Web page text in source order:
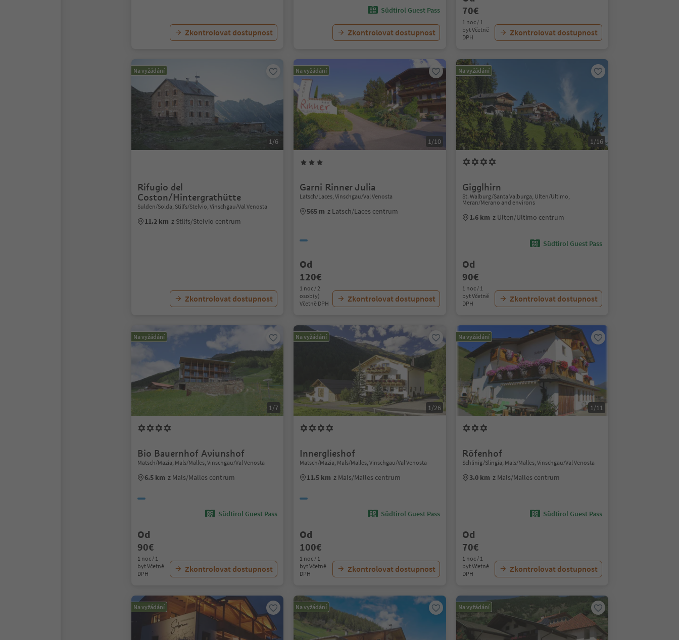
Zkontrolovat dostupnost
Südtirol Guest Pass
Zkontrolovat dostupnost
70€
1 noc / 1
byt Včetně
DPH
Zkontrolovat dostupnost
Na vyžádání
1/6
Rifugio del
Coston/Hintergrathütte
Sulden/Solda, Stilfs/Stelvio, Vinschgau/Val Venosta
11.2 km z Stilfs/Stelvio centrum
Zkontrolovat dostupnost
Na vyžádání
1/10
Garni Rinner Julia
Latsch/Laces, Vinschgau/Val Venosta
565 m z Latsch/Laces centrum
Od
120€
1 noc / 2
osob(y)
Včetně DPH
Zkontrolovat dostupnost
Na vyžádání
1/16
Gigglhirn
St. Walburg/Santa Valburga, Ulten/Ultimo,
Meran/Merano and environs
1.6 km z Ulten/Ultimo centrum
Südtirol Guest Pass
Od
90€
1 noc / 1
byt Včetně
DPH
Zkontrolovat dostupnost
Na vyžádání
1/7
Bio Bauernhof Aviunshof
Matsch/Mazia, Mals/Malles, Vinschgau/Val Venosta
6.5 km z Mals/Malles centrum
Südtirol Guest Pass
Od
90€
1 noc / 1
byt Včetně
DPH
Zkontrolovat dostupnost
Na vyžádání
1/26
Innerglieshof
Matsch/Mazia, Mals/Malles, Vinschgau/Val Venosta
11.5 km z Mals/Malles centrum
Südtirol Guest Pass
Od
100€
1 noc / 1
byt Včetně
DPH
Zkontrolovat dostupnost
Na vyžádání
1/11
Röfenhof
Schlinig/Slingia, Mals/Malles, Vinschgau/Val Venosta
3.0 km z Mals/Malles centrum
Südtirol Guest Pass
Od
70€
1 noc / 1
byt Včetně
DPH
Zkontrolovat dostupnost
Na vyžádání Na vyžádání Na vyžádání